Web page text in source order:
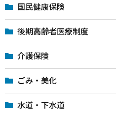
国民健康保険
後期高齢者医療制度
介護保険
ごみ・美化
水道・下水道